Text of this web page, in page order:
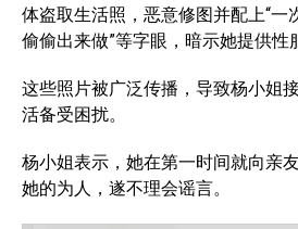
体盗取生活照，恶意修图并配上“一
偷偷出来做”等字眼，暗示她提供性
这些照片被广泛传播，导致杨小姐
活备受困扰。
杨小姐表示，她在第一时间就向亲
她的为人，遂不理会谣言。